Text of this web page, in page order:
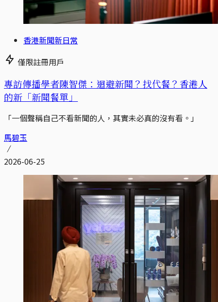
香港新聞新日常
僅限註冊用戶
專訪傳播學者陳智傑：迴避新聞？找代餐？香港人
的新「新聞餐單」
「一個聲稱自己不看新聞的人，其實未必真的沒有看。」
馬碧玉
2026-06-25